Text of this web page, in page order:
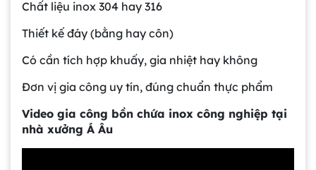
Chất liệu inox 304 hay 316
Thiết kế đáy (bằng hay côn)
Có cần tích hợp khuấy, gia nhiệt hay không
Đơn vị gia công uy tín, đúng chuẩn thực phẩm
Video gia công bồn chứa inox công nghiệp tại
nhà xưởng Á Âu
Gia công bồn khuấy, silo chứa nguyên liệu
tại công ty Á Âu
Bồn khuấy công nghiệp là gì? Ứng dụng, cấu